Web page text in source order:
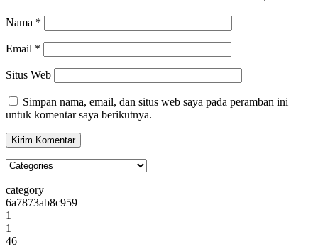
Nama *
Email *
Situs Web
Simpan nama, email, dan situs web saya pada peramban ini
untuk komentar saya berikutnya.
category
6a7873ab8c959
1
1
46